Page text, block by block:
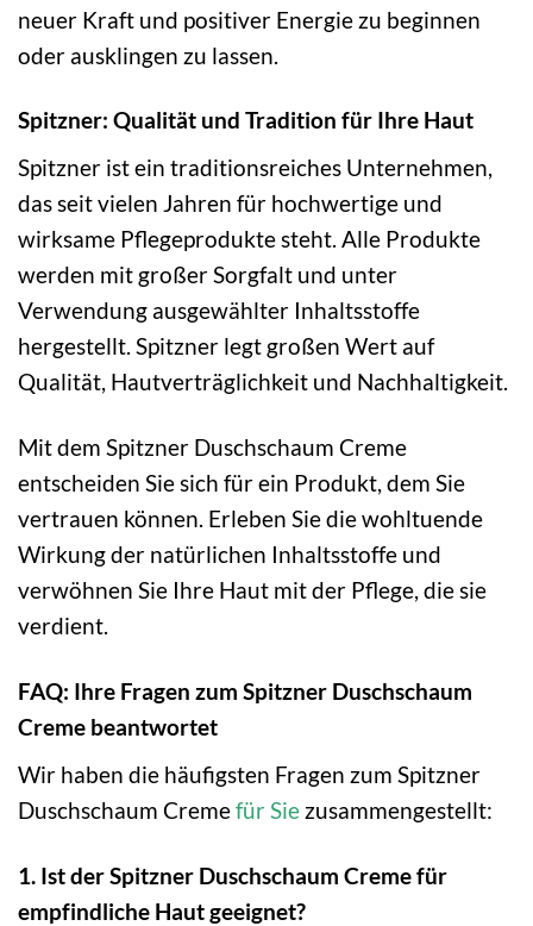
neuer Kraft und positiver Energie zu beginnen
oder ausklingen zu lassen.
Spitzner: Qualität und Tradition für Ihre Haut
Spitzner ist ein traditionsreiches Unternehmen,
das seit vielen Jahren für hochwertige und
wirksame Pflegeprodukte steht. Alle Produkte
werden mit großer Sorgfalt und unter
Verwendung ausgewählter Inhaltsstoffe
hergestellt. Spitzner legt großen Wert auf
Qualität, Hautverträglichkeit und Nachhaltigkeit.
Mit dem Spitzner Duschschaum Creme
entscheiden Sie sich für ein Produkt, dem Sie
vertrauen können. Erleben Sie die wohltuende
Wirkung der natürlichen Inhaltsstoffe und
verwöhnen Sie Ihre Haut mit der Pflege, die sie
verdient.
FAQ: Ihre Fragen zum Spitzner Duschschaum
Creme beantwortet
Wir haben die häufigsten Fragen zum Spitzner
Duschschaum Cremefür Sie zusammengestellt:
1. Ist der Spitzner Duschschaum Creme für
empfindliche Haut geeignet?